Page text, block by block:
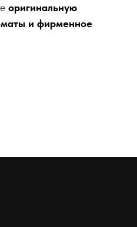
оригинальную
и фирменное